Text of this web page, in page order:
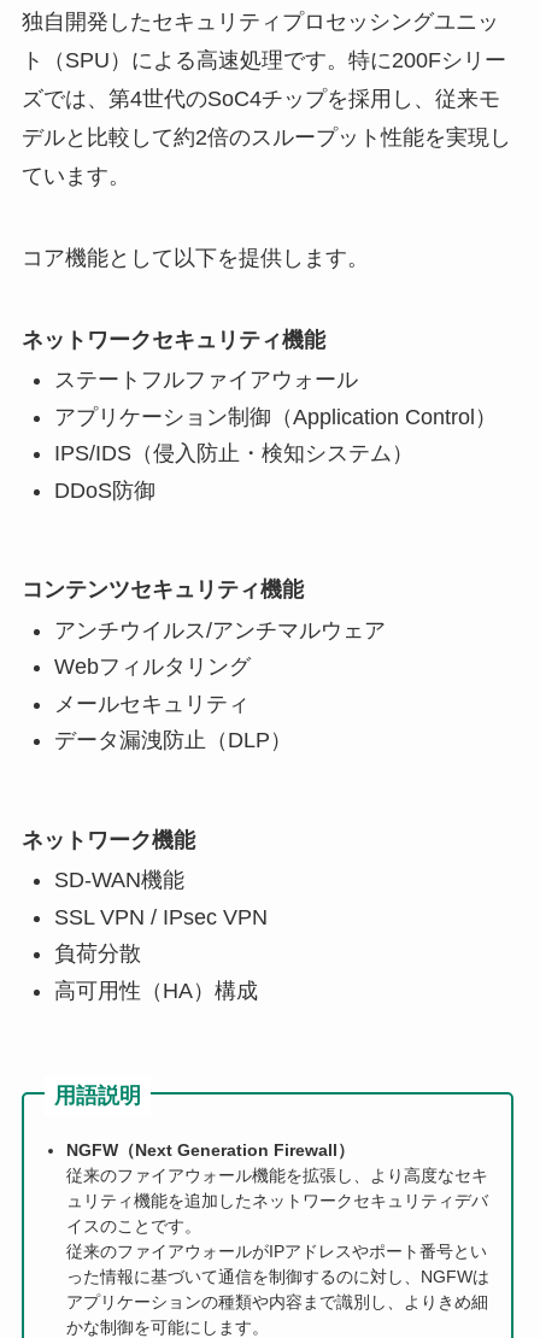
独自開発したセキュリティプロセッシングユニッ
ト（SPU）による高速処理です。特に200Fシリー
ズでは、第4世代のSoC4チップを採用し、従来モ
デルと比較して約2倍のスループット性能を実現し
ています。
コア機能として以下を提供します。
ネットワークセキュリティ機能
ステートフルファイアウォール
アプリケーション制御（Application Control）
IPS/IDS（侵入防止・検知システム）
DDoS防御
コンテンツセキュリティ機能
アンチウイルス/アンチマルウェア
Webフィルタリング
メールセキュリティ
データ漏洩防止（DLP）
ネットワーク機能
SD-WAN機能
SSL VPN / IPsec VPN
負荷分散
高可用性（HA）構成
用語説明
NGFW（Next Generation Firewall）
従来のファイアウォール機能を拡張し、より高度なセキ
ュリティ機能を追加したネットワークセキュリティデバ
イスのことです。
従来のファイアウォールがIPアドレスやポート番号とい
った情報に基づいて通信を制御するのに対し、NGFWは
アプリケーションの種類や内容まで識別し、よりきめ細
かな制御を可能にします。